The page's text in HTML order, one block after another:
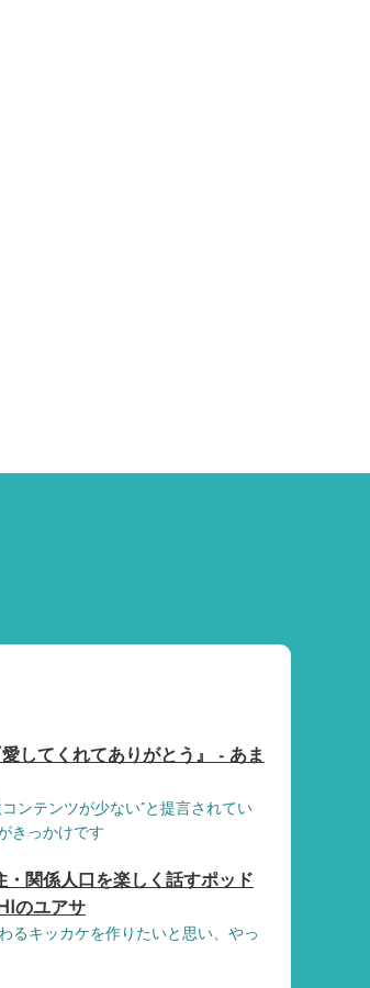
してくれてありがとう』 - あま
ンテンツが少ない”と提言されてい
きっかけです
・関係人口を楽しく話すポッド
のユアサ
るキッカケを作りたいと思い、やっ